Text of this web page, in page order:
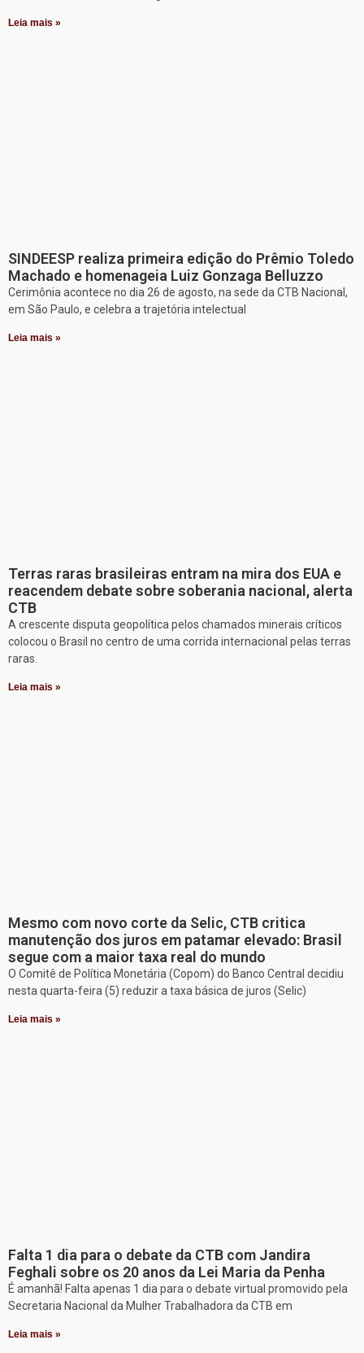
Leia mais »
SINDEESP realiza primeira edição do Prêmio Toledo
Machado e homenageia Luiz Gonzaga Belluzzo
Cerimônia acontece no dia 26 de agosto, na sede da CTB Nacional,
em São Paulo, e celebra a trajetória intelectual
Leia mais »
Terras raras brasileiras entram na mira dos EUA e
reacendem debate sobre soberania nacional, alerta
CTB
A crescente disputa geopolítica pelos chamados minerais críticos
colocou o Brasil no centro de uma corrida internacional pelas terras
raras.
Leia mais »
Mesmo com novo corte da Selic, CTB critica
manutenção dos juros em patamar elevado: Brasil
segue com a maior taxa real do mundo
O Comitê de Política Monetária (Copom) do Banco Central decidiu
nesta quarta-feira (5) reduzir a taxa básica de juros (Selic)
Leia mais »
Falta 1 dia para o debate da CTB com Jandira
Feghali sobre os 20 anos da Lei Maria da Penha
É amanhã! Falta apenas 1 dia para o debate virtual promovido pela
Secretaria Nacional da Mulher Trabalhadora da CTB em
Leia mais »